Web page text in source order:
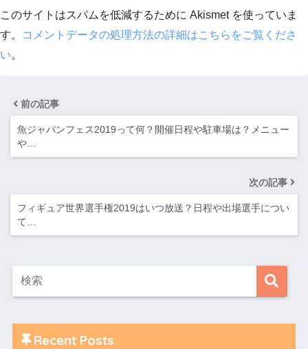
このサイトはスパムを低減するために Akismet を使っていま
す。
コメントデータの処理方法の詳細はこちらをご覧くださ
い。
前の記事
魚ジャパンフェス2019って何？開催日程や駐車場は？メニュー
や…
次の記事
フィギュア世界選手権2019はいつ放送？日程や出場選手につい
て…
Recent Posts